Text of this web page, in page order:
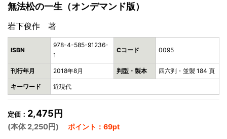
無法松の一生（オンデマンド版）
岩下俊作 著
ISBN
978-4-585-91236-
1
Cコード 0095
刊行年月 2018年8月 判型・製本 四六判・並製 184 頁
キーワード 近現代
定価： 2,475円
(本体 2,250円) ポイント：69pt